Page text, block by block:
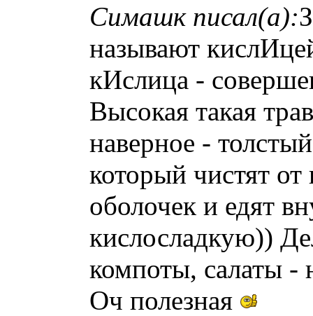
Симашк писал(а):
называют
кИслица -
Высокая такая
наверное -
который чистят
оболочек и едят
кислосладкую))
компоты, салаты -
Оч полезная